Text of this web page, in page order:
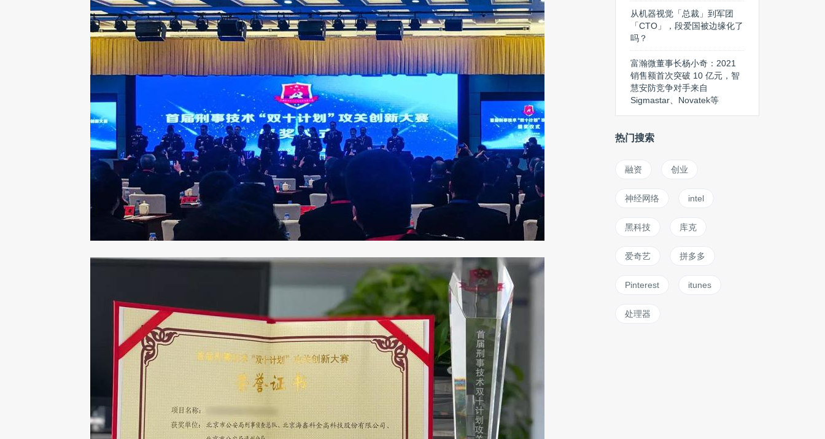
从机器视觉「总裁」到军团
「CTO」，段爱国被边缘化了
吗？
富瀚微董事长杨小奇：2021
销售额首次突破 10 亿元，智
慧安防竞争对手来自
Sigmastar、Novatek等
热门搜索
融资 创业
神经网络 intel
黑科技 库克
爱奇艺 拼多多
Pinterest itunes
处理器